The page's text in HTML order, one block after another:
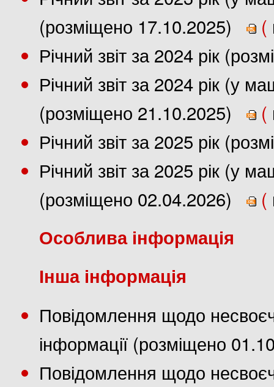
(розміщено 17.10.2025)
(
Річний звіт за 2024 рік
Річний звіт за 2024 рік (у
(розміщено 21.10.2025)
(
Річний звіт за 2025 рік
Річний звіт за 2025 рік (у
(розміщено 02.04.2026)
(
Особлива інформація
Інша інформація
Повідомлення щодо
інформації (розміщено
Повідомлення щодо